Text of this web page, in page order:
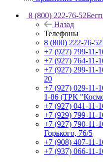
8 (800) 222-76-52
Назад
Телефоны
8 (800) 222-76-52
+7 (927) 799-11-
+7 (927) 764-11-
+7 (927) 299-11-
20
+7 (927) 029-11-
1-86 (ТРК
+7 (927) 041-11-
+7 (929) 799-11-
+7 (927) 790-11-
Горького, 76/5
+7 (908) 407-11-
+7 (937) 066-11-